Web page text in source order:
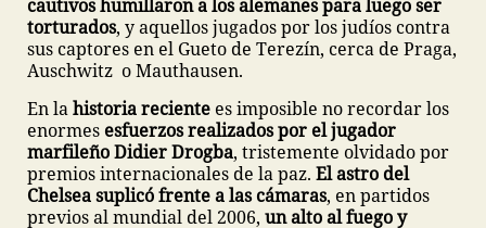
cautivos humillaron a los alemanes para luego ser
torturados, y aquellos jugados por los judíos contra
sus captores en el Gueto de Terezín, cerca de Praga,
Auschwitz o Mauthausen.
En lahistoria reciente es imposible no recordar los
enormes esfuerzos realizados por el jugador
marfileño Didier Drogba, tristemente olvidado por
premios internacionales de la paz. El astro del
Chelsea suplicó frente a las cámaras, en partidos
previos al mundial del 2006, un alto al fuego y